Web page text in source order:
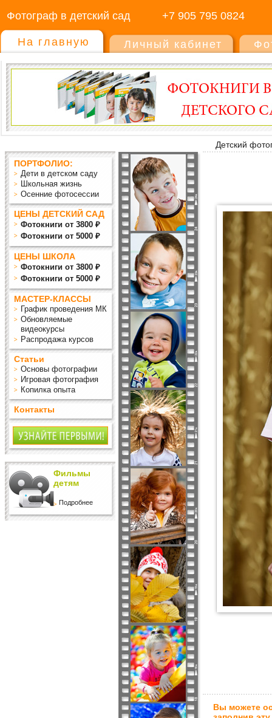
Фотограф в детский сад +7 905 795 0824
На главную Личный кабинет
Детский
ПОРТФОЛИО:
Дети в детском саду
Школьная жизнь
Осенние фотосессии
ЦЕНЫ ДЕТСКИЙ САД
Фотокниги от 3800 ₽
Фотокниги от 5000 ₽
ЦЕНЫ ШКОЛА
Фотокниги от 3800 ₽
Фотокниги от 5000 ₽
МАСТЕР-КЛАССЫ
График проведения МК
Обновляемые
видеокурсы
Распродажа курсов
Статьи
Основы фотографии
Игровая фотография
Копилка опыта
Контакты
Фильмы
детям
Подробнее
Вы можете